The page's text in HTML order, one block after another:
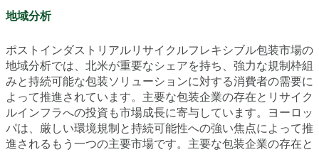
地域分析
ポストインダストリアルリサイクルフレキシブル包装市場の
地域分析では、北米が重要なシェアを持ち、強力な規制枠組
みと持続可能な包装ソリューションに対する消費者の需要に
よって推進されています。主要な包装企業の存在とリサイク
ルインフラへの投資も市場成長に寄与しています。ヨーロッ
パは、厳しい環境規制と持続可能性への強い焦点によって推
進されるもう一つの主要市場です。主要な包装企業の存在と